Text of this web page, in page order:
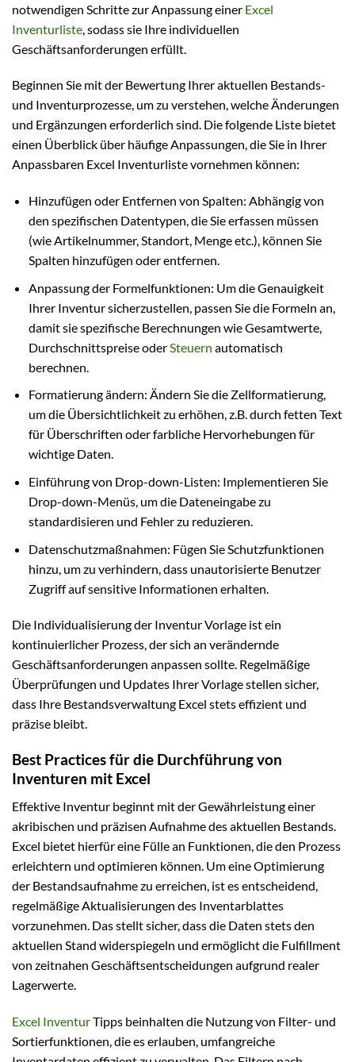
notwendigen Schritte zur Anpassung einer Excel
Inventurliste , sodass sie Ihre individuellen
Geschäftsanforderungen erfüllt.
Beginnen Sie mit der Bewertung Ihrer aktuellen Bestands-
und Inventurprozesse, um zu verstehen, welche Änderungen
und Ergänzungen erforderlich sind. Die folgende Liste bietet
einen Überblick über häufige Anpassungen, die Sie in Ihrer
Anpassbaren Excel Inventurliste vornehmen können:
Hinzufügen oder Entfernen von Spalten: Abhängig von
den spezifischen Datentypen, die Sie erfassen müssen
(wie Artikelnummer, Standort, Menge etc.), können Sie
Spalten hinzufügen oder entfernen.
Anpassung der Formelfunktionen: Um die Genauigkeit
Ihrer Inventur sicherzustellen, passen Sie die Formeln an,
damit sie spezifische Berechnungen wie Gesamtwerte,
Durchschnittspreise oder Steuern automatisch
berechnen.
Formatierung ändern: Ändern Sie die Zellformatierung,
um die Übersichtlichkeit zu erhöhen, z.B. durch fetten Text
für Überschriften oder farbliche Hervorhebungen für
wichtige Daten.
Einführung von Drop-down-Listen: Implementieren Sie
Drop-down-Menüs, um die Dateneingabe zu
standardisieren und Fehler zu reduzieren.
Datenschutzmaßnahmen: Fügen Sie Schutzfunktionen
hinzu, um zu verhindern, dass unautorisierte Benutzer
Zugriff auf sensitive Informationen erhalten.
Die Individualisierung der Inventur Vorlage ist ein
kontinuierlicher Prozess, der sich an verändernde
Geschäftsanforderungen anpassen sollte. Regelmäßige
Überprüfungen und Updates Ihrer Vorlage stellen sicher,
dass Ihre Bestandsverwaltung Excel stets effizient und
präzise bleibt.
Best Practices für die Durchführung von
Inventuren mit Excel
Effektive Inventur beginnt mit der Gewährleistung einer
akribischen und präzisen Aufnahme des aktuellen Bestands.
Excel bietet hierfür eine Fülle an Funktionen, die den Prozess
erleichtern und optimieren können. Um eine Optimierung
der Bestandsaufnahme zu erreichen, ist es entscheidend,
regelmäßige Aktualisierungen des Inventarblattes
vorzunehmen. Das stellt sicher, dass die Daten stets den
aktuellen Stand widerspiegeln und ermöglicht die Fulfillment
von zeitnahen Geschäftsentscheidungen aufgrund realer
Lagerwerte.
Excel InventurTipps beinhalten die Nutzung von Filter- und
Sortierfunktionen, die es erlauben, umfangreiche